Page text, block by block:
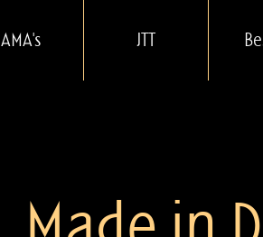
AMA's JTT